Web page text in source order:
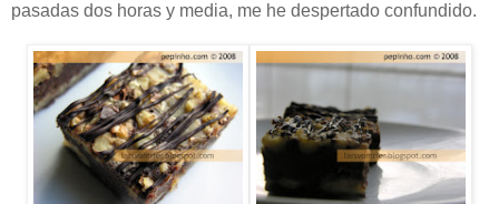
pasadas dos horas y media, me he despertado confundido.